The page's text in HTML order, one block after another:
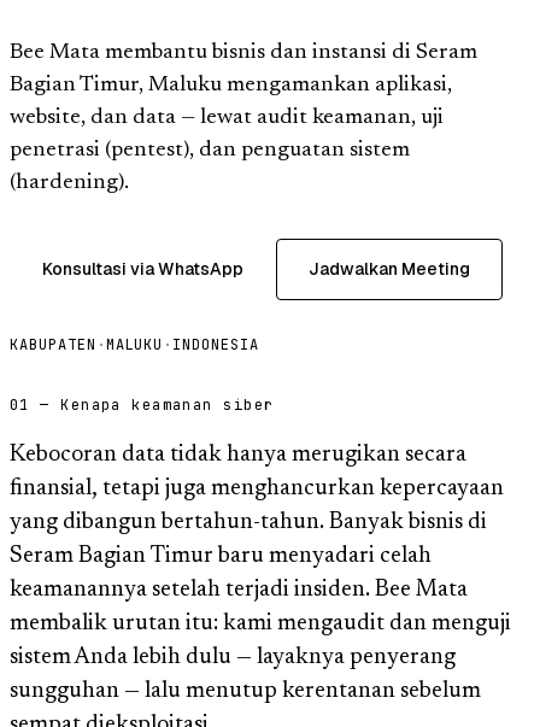
Bee Mata membantu bisnis dan instansi di Seram
Bagian Timur, Maluku mengamankan aplikasi,
website, dan data — lewat audit keamanan, uji
penetrasi (pentest), dan penguatan sistem
(hardening).
Konsultasi via WhatsApp Jadwalkan Meeting
KABUPATEN ·MALUKU · INDONESIA
01 — Kenapa keamanan siber
Kebocoran data tidak hanya merugikan secara
finansial, tetapi juga menghancurkan kepercayaan
yang dibangun bertahun-tahun. Banyak bisnis di
Seram Bagian Timur baru menyadari celah
keamanannya setelah terjadi insiden. Bee Mata
membalik urutan itu: kami mengaudit dan menguji
sistem Anda lebih dulu — layaknya penyerang
sungguhan — lalu menutup kerentanan sebelum